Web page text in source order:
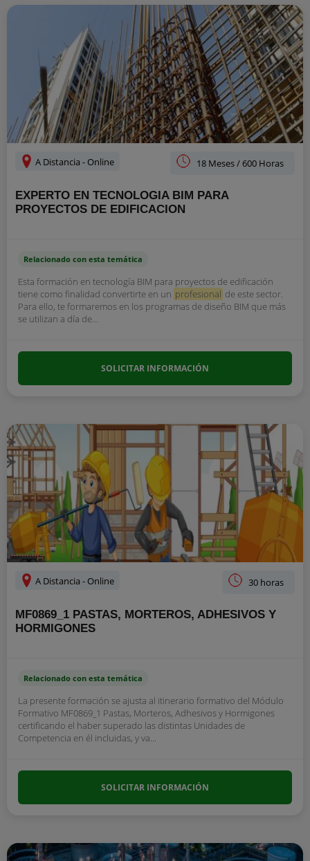
A Distancia - Online 18 Meses / 600 Horas
EXPERTO EN TECNOLOGIA BIM PARA
PROYECTOS DE EDIFICACION
Relacionado con esta temática
Esta formación en tecnología BIM para proyectos de edificación
tiene como finalidad convertirte en un profesional de este sector.
Para ello, te formaremos en los programas de diseño BIM que más
se utilizan a día de...
SOLICITAR INFORMACIÓN
A Distancia - Online 30 horas
MF0869_1 PASTAS, MORTEROS, ADHESIVOS Y
HORMIGONES
Relacionado con esta temática
La presente formación se ajusta al itinerario formativo del Módulo
Formativo MF0869_1 Pastas, Morteros, Adhesivos y Hormigones
certificando el haber superado las distintas Unidades de
Competencia en él incluidas, y va...
SOLICITAR INFORMACIÓN